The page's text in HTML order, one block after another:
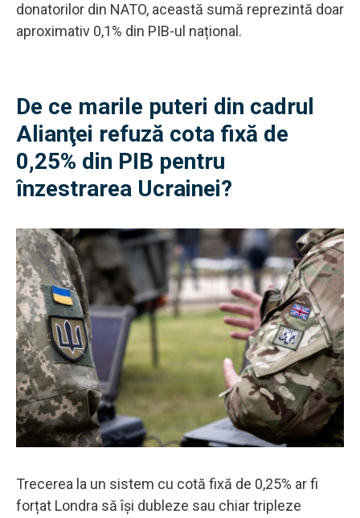
donatorilor din NATO, această sumă reprezintă doar
aproximativ 0,1% din PIB-ul național.
De ce marile puteri din cadrul
Alianţei refuză cota fixă de
0,25% din PIB pentru
înzestrarea Ucrainei?
Trecerea la un sistem cu cotă fixă de 0,25% ar fi
forțat Londra să își dubleze sau chiar tripleze